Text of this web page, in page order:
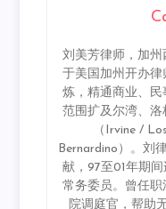
刘美芳律师，加州
于美国加州开办
炼，精通商业、
范围扩及尔湾、
（Irvine /
Bernardino）。刘
献，97至01年期
常务委员。曾任
院调庭官，帮助